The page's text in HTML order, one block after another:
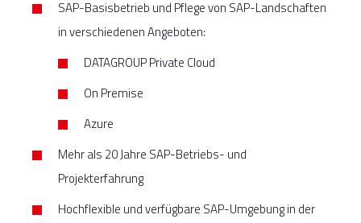
SAP-Basisbetrieb und Pflege von SAP-Landschaften
in verschiedenen Angeboten:
DATAGROUP Private Cloud
On Premise
Azure
Mehr als 20 Jahre SAP-Betriebs- und
Projekterfahrung
Hochflexible und verfügbare SAP-Umgebung in der